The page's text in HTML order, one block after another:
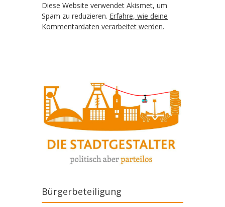
Diese Website verwendet Akismet, um
Spam zu reduzieren. Erfahre, wie deine
Kommentardaten verarbeitet werden.
Bürgerbeteiligung